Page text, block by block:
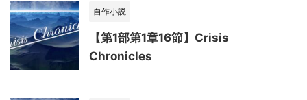
自作小説
【第1部第1章16節】Crisis
Chronicles